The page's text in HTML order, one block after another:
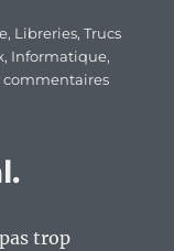
, Libreries,Trucs
, Informatique,
commentairessur
trop